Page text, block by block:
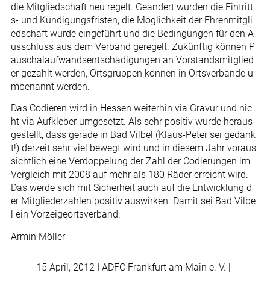
die Mitgliedschaft neu regelt. Geändert wurden die Eintritt
s- und Kündigungsfristen, die Möglichkeit der Ehrenmitgli
edschaft wurde eingeführt und die Bedingungen für den A
usschluss aus dem Verband geregelt. Zukünftig können P
auschalaufwandsentschädigungen an Vorstandsmitglied
er gezahlt werden, Ortsgruppen können in Ortsverbände u
mbenannt werden.
Das Codieren wird in Hessen weiterhin via Gravur und nic
ht via Aufkleber umgesetzt. Als sehr positiv wurde heraus
gestellt, dass gerade in Bad Vilbel (Klaus-Peter sei gedank
t!) derzeit sehr viel bewegt wird und in diesem Jahr voraus
sichtlich eine Verdoppelung der Zahl der Codierungen im
Vergleich mit 2008 auf mehr als 180 Räder erreicht wird.
Das werde sich mit Sicherheit auch auf die Entwicklung d
er Mitgliederzahlen positiv auswirken. Damit sei Bad Vilbe
l ein Vorzeigeortsverband.
Armin Möller
15 April, 2012 I ADFC Frankfurt am Main e. V. |